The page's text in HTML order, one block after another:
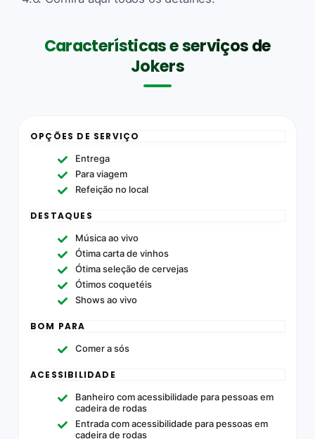
Características e serviços de
Jokers
OPÇÕES DE SERVIÇO
Entrega
Para viagem
Refeição no local
DESTAQUES
Música ao vivo
Ótima carta de vinhos
Ótima seleção de cervejas
Ótimos coquetéis
Shows ao vivo
BOM PARA
Comer a sós
ACESSIBILIDADE
Banheiro com acessibilidade para pessoas em
cadeira de rodas
Entrada com acessibilidade para pessoas em
cadeira de rodas